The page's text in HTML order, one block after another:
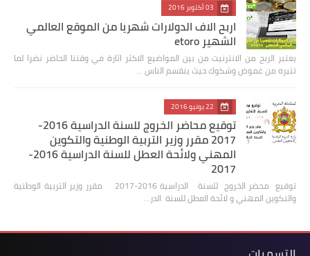
03 أكتوبر 2016
اربح الاف الدولارات شهريا من الموقع العالمي
الشهير etoro
يعتبر الربح من الانترنيت من بين المواضيع الاكثر اثارة في وقتنا الحاضر نضرا لما
تثيره من غموض وشكوك حيث ينقسم الناس …
22 يونيو 2016
توقيع محاضر الخروج للسنة الدراسية 2016-
2017 مقرر وزير التربية الوطنية والتكوين
المهني ولائحة العطل للسنة الدراسية 2016-
2017
توقيع محضر الخروج للسنة الدراسية 2016-2017 مقرر وزير التربية الوطنية
والتكوين المهني و لائحة العطل للسنة الدر…